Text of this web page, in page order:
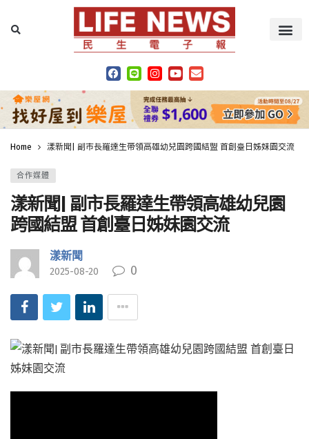
Home 漾新聞| 副市長羅達生帶領高雄幼兒園跨國結盟 首創臺日姊妹園交流
合作媒體
漾新聞| 副市長羅達生帶領高雄幼兒園
跨國結盟 首創臺日姊妹園交流
漾新聞
2025-08-20 0